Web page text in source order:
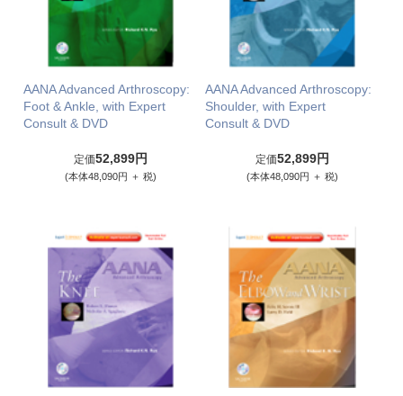
AANA Advanced Arthroscopy:
Foot & Ankle, with Expert
Consult & DVD
定価52,899円
(本体48,090円 ＋ 税)
AANA Advanced Arthroscopy:
Shoulder, with Expert
Consult & DVD
定価52,899円
(本体48,090円 ＋ 税)